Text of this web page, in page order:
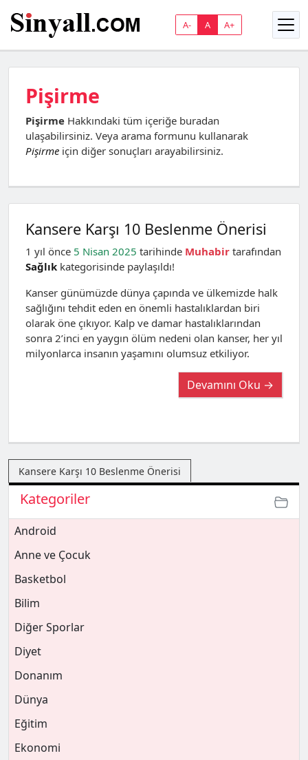
A- A A+
Pişirme
Pişirme Hakkındaki tüm içeriğe buradan
ulaşabilirsiniz. Veya arama formunu kullanarak
Pişirme için diğer sonuçları arayabilirsiniz.
Kansere Karşı 10 Beslenme Önerisi
1 yıl önce 5 Nisan 2025 tarihinde Muhabir tarafından
Sağlık kategorisinde paylaşıldı!
Kanser günümüzde dünya çapında ve ülkemizde halk
sağlığını tehdit eden en önemli hastalıklardan biri
olarak öne çıkıyor. Kalp ve damar hastalıklarından
sonra 2’inci en yaygın ölüm nedeni olan kanser, her yıl
milyonlarca insanın yaşamını olumsuz etkiliyor.
Devamını Oku →
Kansere Karşı 10 Beslenme Önerisi
Kategoriler
Android
Anne ve Çocuk
Basketbol
Bilim
Diğer Sporlar
Diyet
Donanım
Dünya
Eğitim
Ekonomi